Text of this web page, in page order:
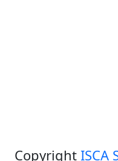
Copyright ISCA